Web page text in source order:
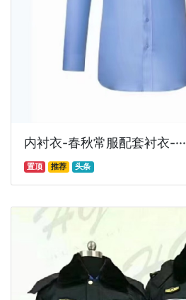
内衬衣-春秋常服配套衬衣-···
置顶 推荐 头条